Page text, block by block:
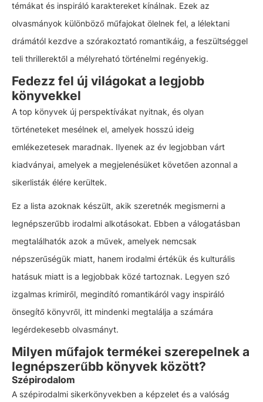
témákat és inspiráló karaktereket kínálnak. Ezek az
olvasmányok különböző műfajokat ölelnek fel, a lélektani
drámától kezdve a szórakoztató romantikáig, a feszültséggel
teli thrillerektől a mélyreható történelmi regényekig.
Fedezz fel új világokat a legjobb
könyvekkel
A top könyvek új perspektívákat nyitnak, és olyan
történeteket mesélnek el, amelyek hosszú ideig
emlékezetesek maradnak. Ilyenek az év legjobban várt
kiadványai, amelyek a megjelenésüket követően azonnal a
sikerlisták élére kerültek.
Ez a lista azoknak készült, akik szeretnék megismerni a
legnépszerűbb irodalmi alkotásokat. Ebben a válogatásban
megtalálhatók azok a művek, amelyek nemcsak
népszerűségük miatt, hanem irodalmi értékük és kulturális
hatásuk miatt is a legjobbak közé tartoznak. Legyen szó
izgalmas krimiről, megindító romantikáról vagy inspiráló
önsegítő könyvről, itt mindenki megtalálja a számára
legérdekesebb olvasmányt.
Milyen műfajok termékei szerepelnek a
legnépszerűbb könyvek között?
Szépirodalom
A szépirodalmi sikerkönyvekben a képzelet és a valóság